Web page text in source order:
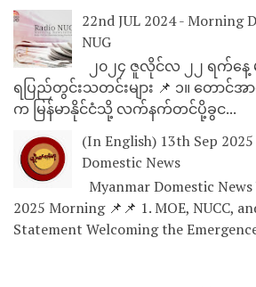
22nd JUL 2024 - Morning
NUG
၂၀၂၄ ဇူလိုင်လ ၂၂ ရက်နေ့
ရပြည်တွင်းသတင်းများ 📌 ၁။ တောင်အ
က မြန်မာနိုင်ငံသို့ လက်နက်တင်ပို့ခွင...
(In English) 13th Sep
Domestic News
Myanmar Domestic News
2025 Morning 📌📌 1. MOE, NUCC,
Statement Welcoming the